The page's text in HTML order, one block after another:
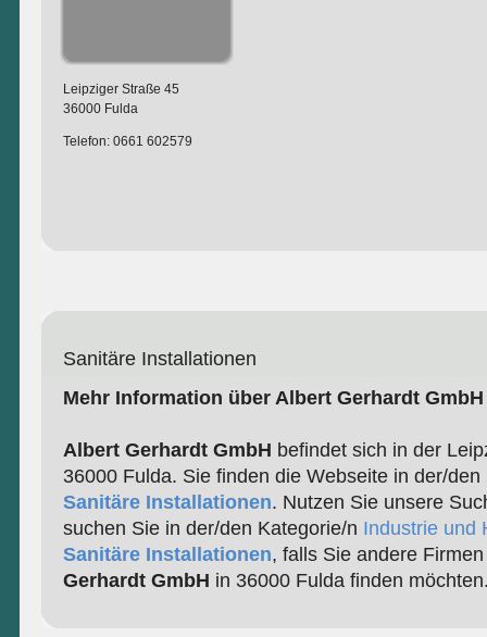
Leipziger Straße 45
36000 Fulda
Telefon: 0661 602579
Sanitäre Installationen
Mehr Information über Albert Gerhardt GmbH
Albert Gerhardt GmbH befindet sich in der
36000 Fulda. Sie finden die Webseite in der/den
Sanitäre Installationen. Nutzen Sie unsere
suchen Sie in der/den Kategorie/n Industrie und
Sanitäre Installationen, falls Sie andere
Gerhardt GmbH in 36000 Fulda finden